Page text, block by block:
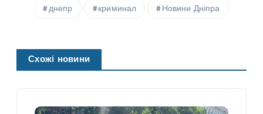
днепр криминал Новини Дніпра
Схожі новини